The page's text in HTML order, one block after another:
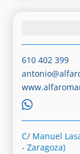
610 402 399
C/ Manuel
- Zaragoza)